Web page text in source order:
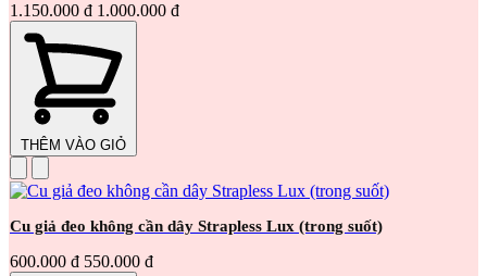
1.150.000 đ 1.000.000 đ
THÊM VÀO GIỎ
Cu giả đeo không cần dây Strapless Lux (trong suốt)
600.000 đ 550.000 đ